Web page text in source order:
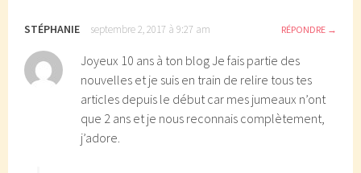
STÉPHANIE septembre 2, 2017 à 9:27 am RÉPONDRE
Joyeux 10 ans à ton blog Je fais partie des
nouvelles et je suis en train de relire tous tes
articles depuis le début car mes jumeaux n’ont
que 2 ans et je nous reconnais complètement,
j’adore.